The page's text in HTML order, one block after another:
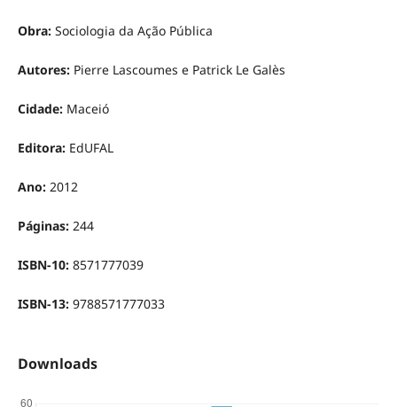
Obra:Sociologia da Ação Pública
Autores:Pierre Lascoumes e Patrick Le Galès
Cidade:Maceió
Editora:EdUFAL
Ano: 2012
Páginas:244
ISBN-10: 8571777039
ISBN-13: 9788571777033
Downloads